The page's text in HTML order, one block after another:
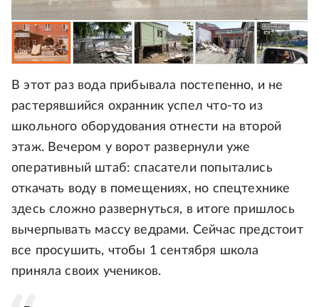
В этот раз вода прибывала постепенно, и не
растерявшийся охранник успел что-то из
школьного оборудования отнести на второй
этаж. Вечером у ворот развернули уже
оперативный штаб: спасатели попытались
откачать воду в помещениях, но спецтехнике
здесь сложно развернуться, в итоге пришлось
вычерпывать массу ведрами. Сейчас предстоит
все просушить, чтобы 1 сентября школа
приняла своих учеников.